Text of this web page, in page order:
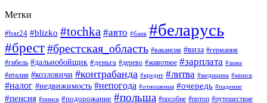
Метки
#bar24 #blizko #tochka #авто #банк #беларусь
#брест#брестская_область #вакансия #виза #германия
#гибель #дальнобойщик #деньга #дерево #животное #зарплата #зима
#италия #козловичи #контрабанда #кредит #литва #медицина #минск
#налог #недвижимость #непогода #отношения #очередь #падение
#пенсия #пинск #подорожание #польша #пособие #потоп #путешествие